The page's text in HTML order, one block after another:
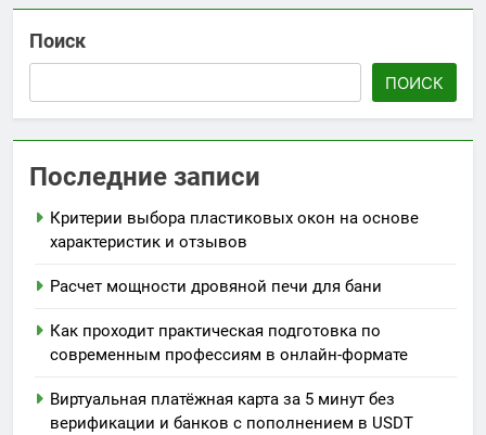
Поиск
ПОИСК
Последние записи
Критерии выбора пластиковых окон на основе
характеристик и отзывов
Расчет мощности дровяной печи для бани
Как проходит практическая подготовка по
современным профессиям в онлайн-формате
Виртуальная платёжная карта за 5 минут без
верификации и банков с пополнением в USDT